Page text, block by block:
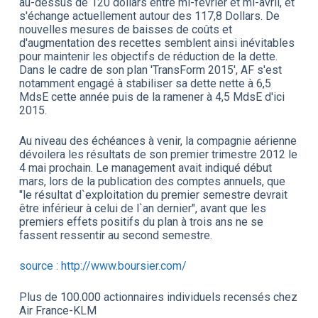
s'échange actuellement autour des 117,8 Dollars. De
nouvelles mesures de baisses de coûts et
d'augmentation des recettes semblent ainsi inévitables
pour maintenir les objectifs de réduction de la dette.
Dans le cadre de son plan 'TransForm 2015', AF s'est
notamment engagé à stabiliser sa dette nette à 6,5
MdsE cette année puis de la ramener à 4,5 MdsE d'ici
2015.
Au niveau des échéances à venir, la compagnie aérienne
dévoilera les résultats de son premier trimestre 2012 le
4 mai prochain. Le management avait indiqué début
mars, lors de la publication des comptes annuels, que
"le résultat d`exploitation du premier semestre devrait
être inférieur à celui de l`an dernier", avant que les
premiers effets positifs du plan à trois ans ne se
fassent ressentir au second semestre.
source : http://www.boursier.com/
Plus de 100.000 actionnaires individuels recensés chez
Air France-KLM